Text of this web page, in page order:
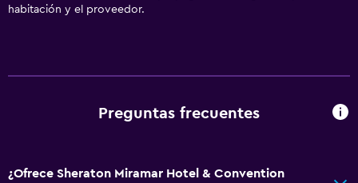
habitación y el proveedor.
Preguntas frecuentes
¿Ofrece Sheraton Miramar Hotel & Convention